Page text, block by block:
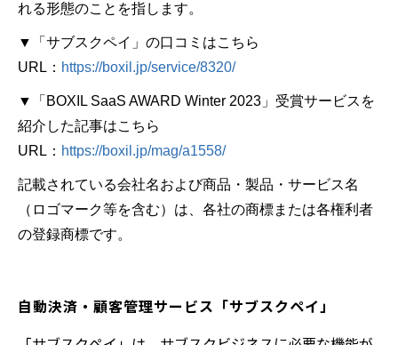
れる形態のことを指します。
▼「サブスクペイ」の口コミはこちら
URL： https://boxil.jp/service/8320/
▼「BOXIL SaaS AWARD Winter 2023」受賞サービスを
紹介した記事はこちら
URL： https://boxil.jp/mag/a1558/
記載されている会社名および商品・製品・サービス名
（ロゴマーク等を含む）は、各社の商標または各権利者
の登録商標です。
自動決済・顧客管理サービス「サブスクペイ」